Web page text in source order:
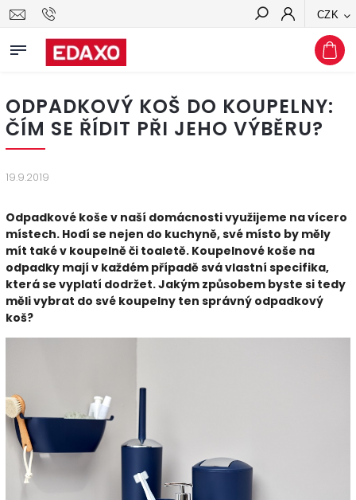
CZK
Hledat
ODPADKOVÝ KOŠ DO KOUPELNY:
ČÍM SE ŘÍDIT PŘI JEHO VÝBĚRU?
19.9.2019
Odpadkové koše v naší domácnosti využijeme na vícero
místech. Hodí se nejen do kuchyně, své místo by měly
mít také v koupelně či toaletě. Koupelnové koše na
odpadky mají v každém případě svá vlastní specifika,
která se vyplatí dodržet. Jakým způsobem byste si tedy
měli vybrat do své koupelny ten správný odpadkový
koš?